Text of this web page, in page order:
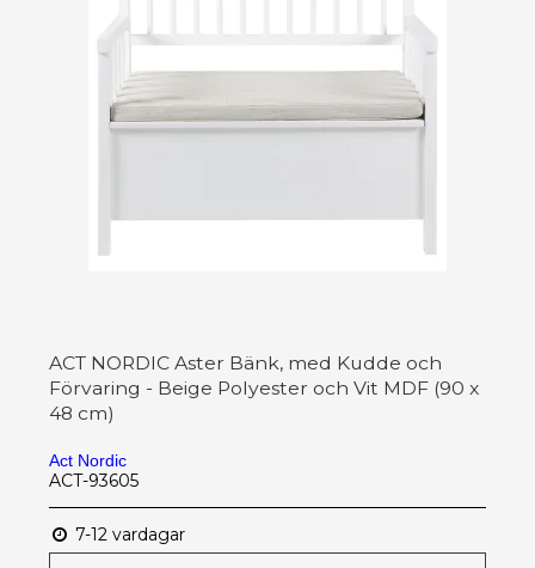
ACT NORDIC Aster Bänk, med Kudde och
Förvaring - Beige Polyester och Vit MDF (90 x
48 cm)
Act Nordic
ACT-93605
7-12 vardagar